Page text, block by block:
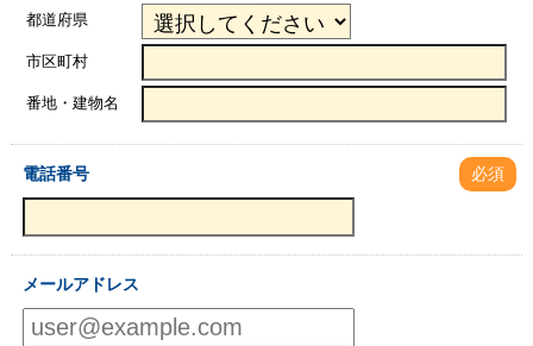
都道府県
市区町村
番地・建物名
電話番号 必須
メールアドレス